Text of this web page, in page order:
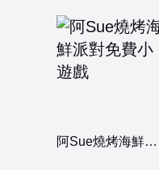
阿Sue燒烤海鮮派對